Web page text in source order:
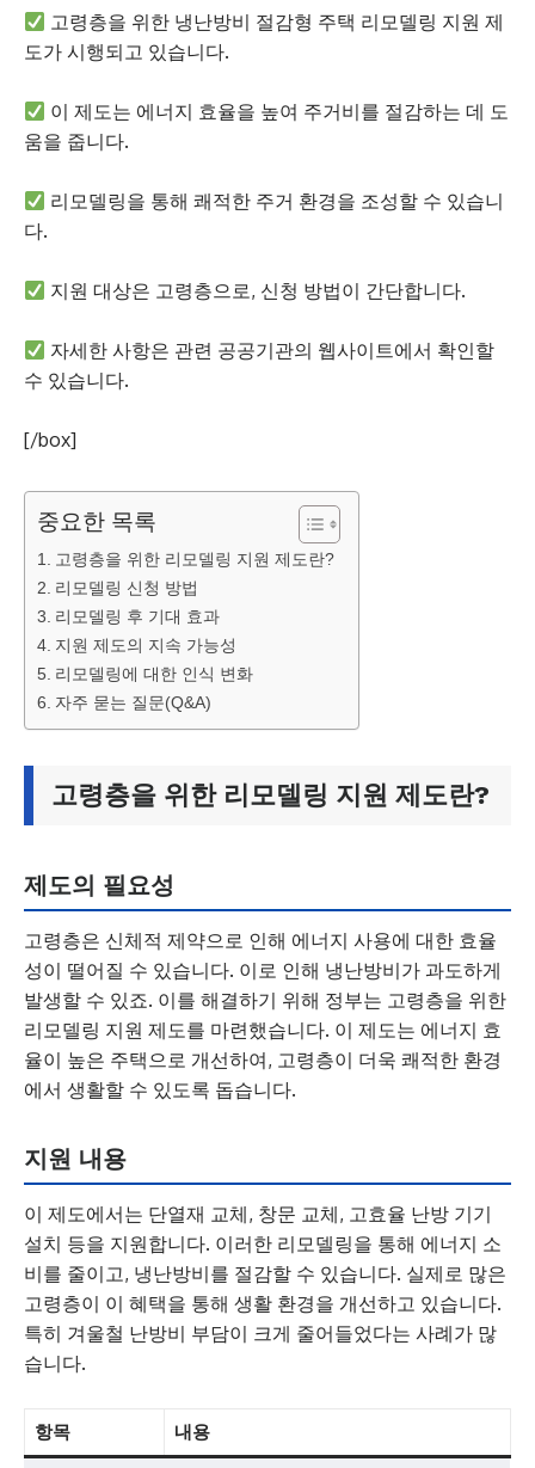
고령층을 위한 냉난방비 절감형 주택 리모델링 지원 제
도가 시행되고 있습니다.
이 제도는 에너지 효율을 높여 주거비를 절감하는 데 도
움을 줍니다.
리모델링을 통해 쾌적한 주거 환경을 조성할 수 있습니
다.
지원 대상은 고령층으로, 신청 방법이 간단합니다.
자세한 사항은 관련 공공기관의 웹사이트에서 확인할
수 있습니다.
[/box]
중요한 목록
고령층을 위한 리모델링 지원 제도란?
리모델링 신청 방법
리모델링 후 기대 효과
지원 제도의 지속 가능성
리모델링에 대한 인식 변화
자주 묻는 질문(Q&A)
고령층을 위한 리모델링 지원 제도란?
제도의 필요성
고령층은 신체적 제약으로 인해 에너지 사용에 대한 효율
성이 떨어질 수 있습니다. 이로 인해 냉난방비가 과도하게
발생할 수 있죠. 이를 해결하기 위해 정부는 고령층을 위한
리모델링 지원 제도를 마련했습니다. 이 제도는 에너지 효
율이 높은 주택으로 개선하여, 고령층이 더욱 쾌적한 환경
에서 생활할 수 있도록 돕습니다.
지원 내용
이 제도에서는 단열재 교체, 창문 교체, 고효율 난방 기기
설치 등을 지원합니다. 이러한 리모델링을 통해 에너지 소
비를 줄이고, 냉난방비를 절감할 수 있습니다. 실제로 많은
고령층이 이 혜택을 통해 생활 환경을 개선하고 있습니다.
특히 겨울철 난방비 부담이 크게 줄어들었다는 사례가 많
습니다.
항목 내용